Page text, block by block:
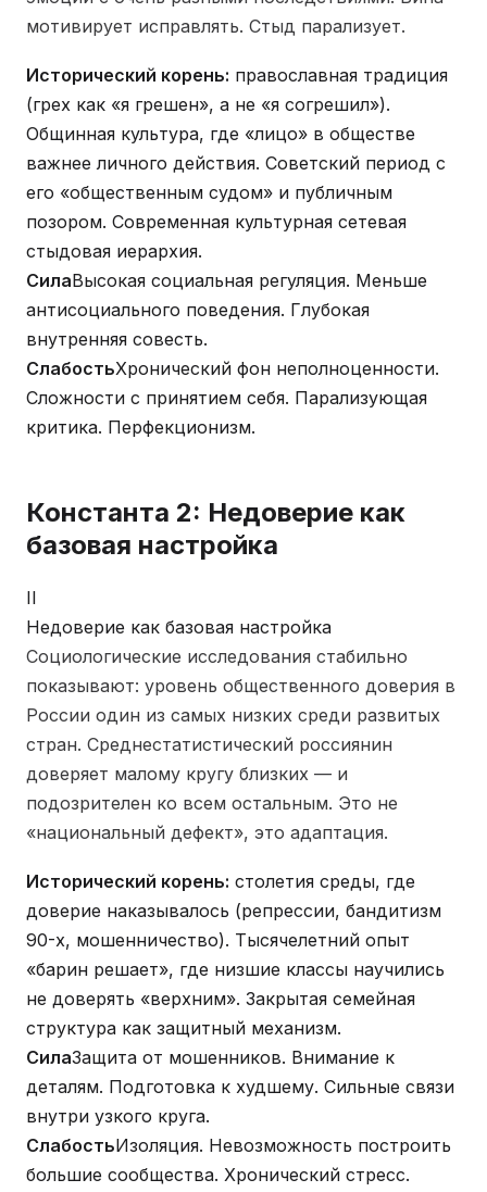
мотивирует исправлять. Стыд парализует.
Исторический корень: православная традиция
(грех как «я грешен», а не «я согрешил»).
Общинная культура, где «лицо» в обществе
важнее личного действия. Советский период с
его «общественным судом» и публичным
позором. Современная культурная сетевая
стыдовая иерархия.
СилаВысокая социальная регуляция. Меньше
антисоциального поведения. Глубокая
внутренняя совесть.
СлабостьХронический фон неполноценности.
Сложности с принятием себя. Парализующая
критика. Перфекционизм.
Константа 2: Недоверие как
базовая настройка
II
Недоверие как базовая настройка
Социологические исследования стабильно
показывают: уровень общественного доверия в
России один из самых низких среди развитых
стран. Среднестатистический россиянин
доверяет малому кругу близких — и
подозрителен ко всем остальным. Это не
«национальный дефект», это адаптация.
Исторический корень: столетия среды, где
доверие наказывалось (репрессии, бандитизм
90-х, мошенничество). Тысячелетний опыт
«барин решает», где низшие классы научились
не доверять «верхним». Закрытая семейная
структура как защитный механизм.
СилаЗащита от мошенников. Внимание к
деталям. Подготовка к худшему. Сильные связи
внутри узкого круга.
СлабостьИзоляция. Невозможность построить
большие сообщества. Хронический стресс.